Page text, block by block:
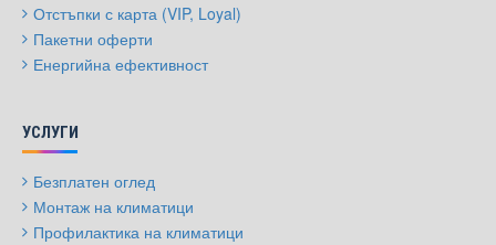
Отстъпки с карта (VIP, Loyal)
Пакетни оферти
Енергийна ефективност
УСЛУГИ
Безплатен оглед
Монтаж на климатици
Профилактика на климатици